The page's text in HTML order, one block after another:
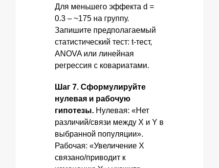
Для меньшего эффекта d =
0.3 – ~175 на группу.
Запишите предполагаемый
статистический тест: t-тест,
ANOVA или линейная
регрессия с ковариатами.
Шаг 7. Сформулируйте
нулевая и рабочую
гипотезы. Нулевая: «Нет
различий/связи между X и Y в
выбранной популяции».
Рабочая: «Увеличение X
связано/приводит к